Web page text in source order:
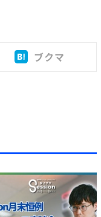
ブクマ